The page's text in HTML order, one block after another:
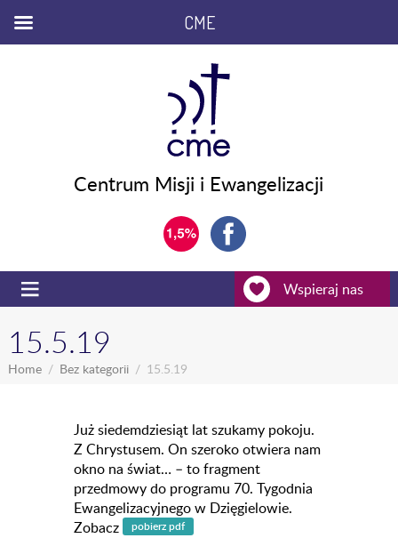
Centrum Misji i Ewangelizacji
Wspieraj nas
15.5.19
Home Bez kategorii 15.5.19
Już siedemdziesiąt lat szukamy pokoju.
Z Chrystusem. On szeroko otwiera nam
okno na świat… – to fragment
przedmowy do programu 70. Tygodnia
Ewangelizacyjnego w Dzięgielowie.
Zobacz
CME